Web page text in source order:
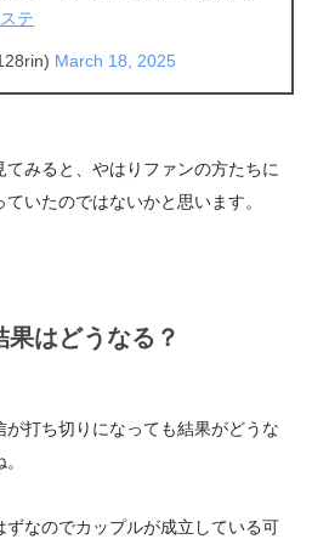
テ
March 18, 2025
みると、やはりファンの方たちに
いたのではないかと思います。
はどうなる？
打ち切りになっても結果がどうな
なのでカップルが成立している可